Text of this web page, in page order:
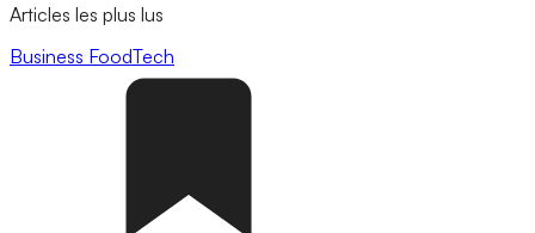
Articles les plus lus
Business FoodTech